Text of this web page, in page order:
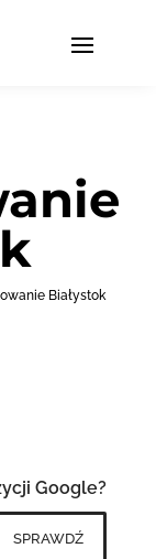
Białystok
Google?
sprawdź